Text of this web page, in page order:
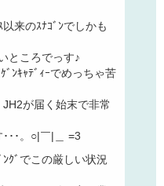
来のｽﾅｺﾞﾝでしかも
ところでっす♪
ﾞﾝｷｬﾃﾞｨｰでめっちゃ苦
JH2が届く始末で非常
･･。○|￣|＿ =3
ﾝｸﾞでこの厳しい状況